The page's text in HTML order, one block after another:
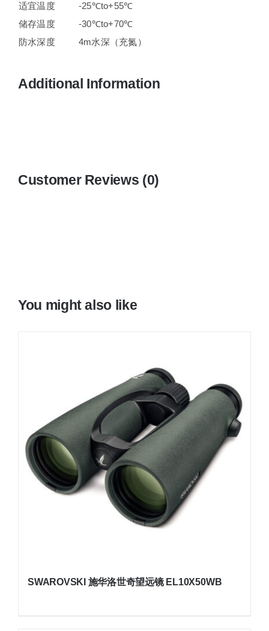
适宜温度
-25℃to+55℃
储存温度
-30℃to+70℃
防水深度
4m水深（充氮）
Additional Information
Customer Reviews (0)
You might also like
SWAROVSKI 施华洛世奇望远镜 EL10X50WB